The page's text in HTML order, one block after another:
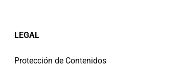
LEGAL
Protección de Contenidos